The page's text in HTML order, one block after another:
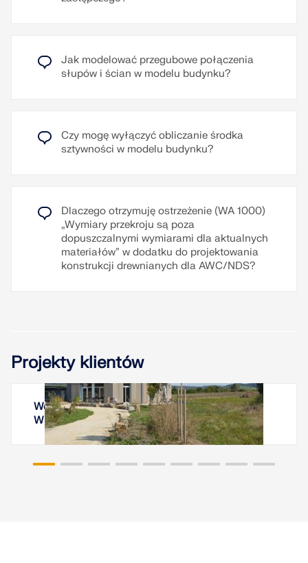
Do filmu wyjaśniającego
w nim prętów, poszyć i elementów łączących.
Wyniki wytężenia można, jak zwykle, przeglądać
graficznie lub w szczegółowych obliczeniach, a
Przeczytaj więcej
Jak modelować przegubowe połączenia
słupów i ścian w modelu budynku?
Czy mogę wyłączyć obliczanie środka
sztywności w modelu budynku?
Dlaczego otrzymuję ostrzeżenie (WA 1000)
„Wymiary przekroju są poza
dopuszczalnymi wymiarami dla aktualnych
materiałów” w dodatku do projektowania
konstrukcji drewnianych dla AWC/NDS?
Projekty klientów
Wohnturm Tempelhof, Kreßberg, Baden-
Württemberg